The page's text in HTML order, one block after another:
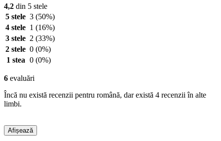
4,2 din 5 stele
5 stele 3 (50%)
4 stele 1 (16%)
3 stele 2 (33%)
2 stele 0 (0%)
1 stea 0 (0%)
6 evaluări
Încă nu există recenzii pentru română, dar există 4 recenzii în alte
limbi.
Afișează